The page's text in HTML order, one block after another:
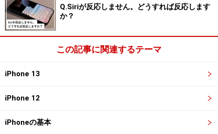
・カードの追加
手元にあるカードをiPhoneに取り込みたい場合は「お手
をタップします。
Q.Siriが反応しません。どうすれば反応します
か？
この記事に関連するテーマ
iPhone 13
iPhone 12
iPhoneの基本